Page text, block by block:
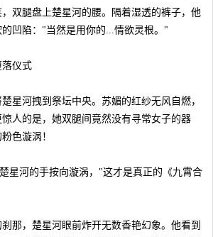
腿盘上楚星河的腰。隔着湿透的裤子，他
凹陷："当然是用你的...情欲灵根。"
仪式
河拽到祭坛中央。苏媚的红纱无风自燃，
人的是，她双腿间竟然没有寻常女子的器
色漩涡！
河的手按向漩涡，"这才是真正的《九霄合
，楚星河眼前炸开无数香艳幻象。他看到